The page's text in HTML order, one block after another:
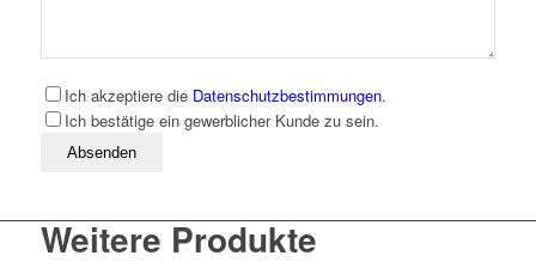
Ich akzeptiere die Datenschutzbestimmungen.
Ich bestätige ein gewerblicher Kunde zu sein.
Bitte lassen Sie dieses Feld leer
Weitere Produkte